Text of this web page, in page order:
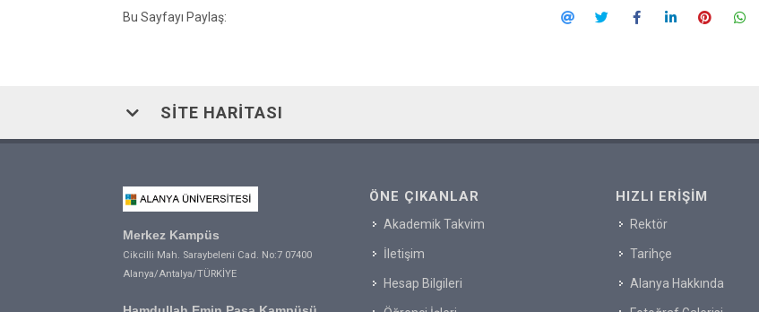
Bu Sayfayı Paylaş:
SITE HARITASI
Merkez Kampüs
Cikcilli Mah. Saraybeleni Cad. No:7 07400
Alanya/Antalya/TÜRKİYE
ÖNE ÇIKANLAR
Akademik Takvim
İletişim
Hesap Bilgileri
HIZLI ERIŞIM
Rektör
Tarihçe
Alanya Hakkında